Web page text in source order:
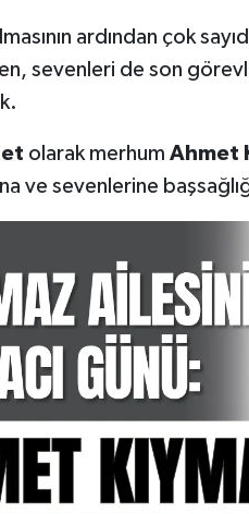
ardından çok
sevenleri de son
olarak merhum Ahmet
ve sevenlerine